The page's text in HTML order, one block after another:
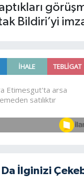
Bildiri’yi
Da İlginizi